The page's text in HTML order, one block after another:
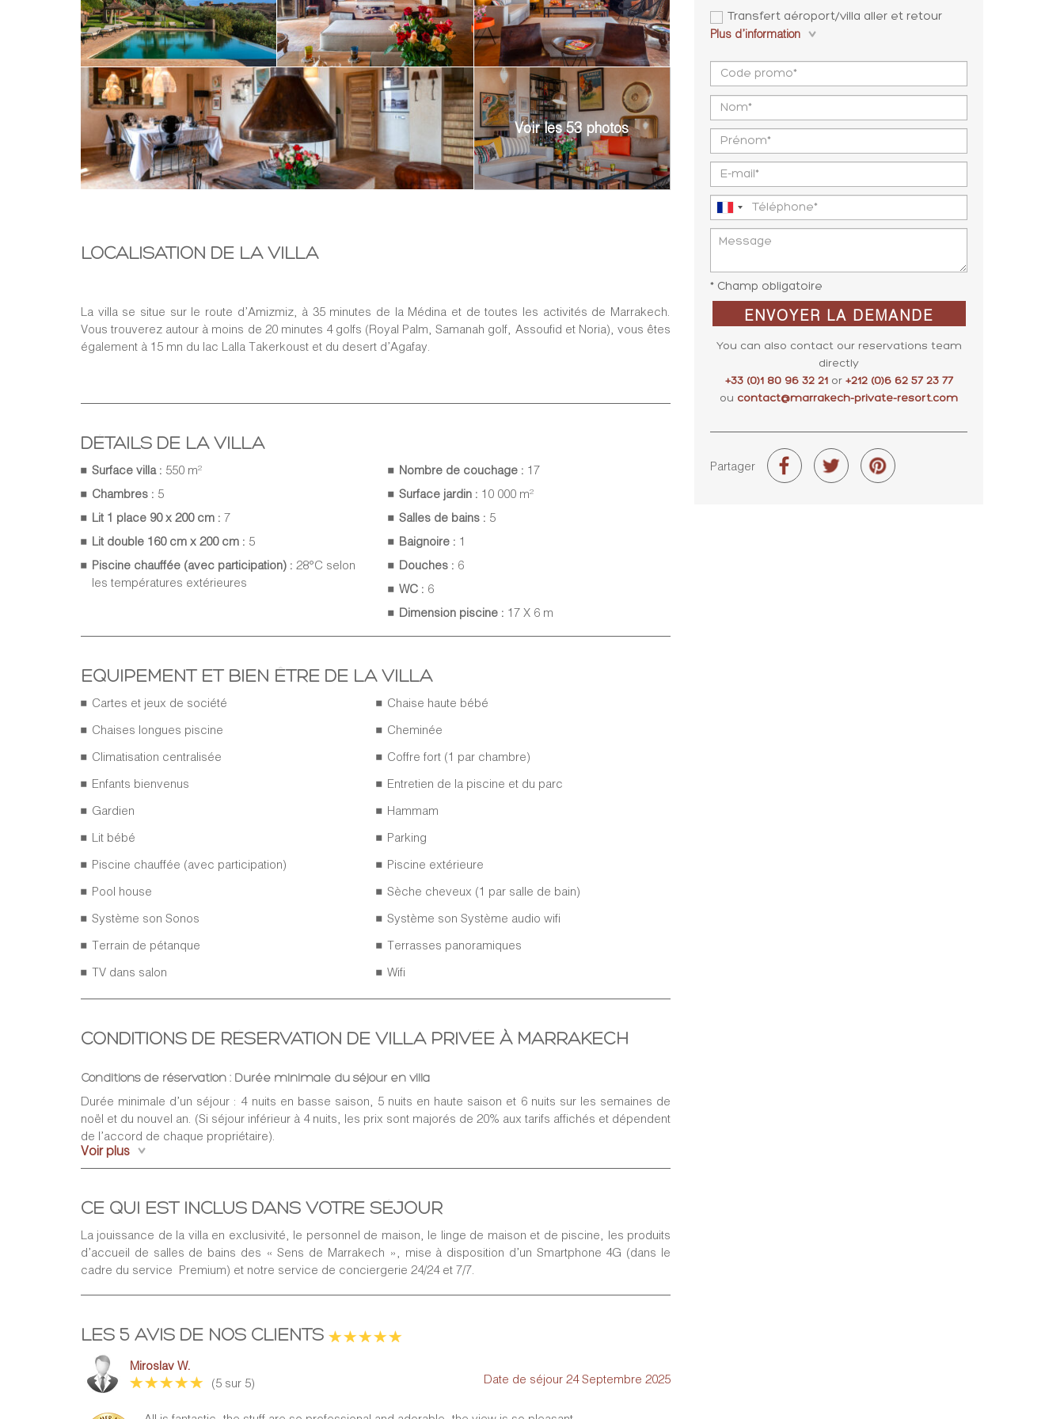
Transfert aéroport/villa aller et retour
Plus d’information
* Champ obligatoire
ENVOYER LA DEMANDE
You can also contact our reservations team
directly
+33 (0)1 80 96 32 21or +212 (0)6 62 57 23 77
ou contact@marrakech-private-resort.com
Partager
Vous pourrez y séjourner en famille ou entre amis en disposant de tout le confort nécessaire. La maison
comprend 3 belles chambres doubles, 1 dortoir avec 7 lits et 1 grand lit, 1 chambre double dans un pavillon
dans le jardin, toutes avec salles de bains privatives, un vaste salon avec une imposante cheminée, une salle
à manger de qualité pour recevoir toute votre famille, plusieurs terrasses extérieures et un parc luxuriant pour
vous détendre et une très grande piscine chauffée !
Un emplacement idéal pour des vacances sans stress. Vous vous sentirez seul au monde et vous pourrez
oublier quelques jours le stress de votre quotidien pour recharger vos batteries !
Vous aurez à votre dispositionune cuisinière pour vos repas, une femme de ménage, une gouvernante pour
vous servir (selon le nombre de personne dans la villa), et un jardinier pour l’entretien du parc et de la piscine.
Voir les 53 photos
LOCALISATION DE LA VILLA
La villa se situe sur le route d’Amizmiz, à 35 minutes de la Médina et de toutes les activités de Marrakech.
Vous trouverez autour à moins de 20 minutes 4 golfs (Royal Palm, Samanah golf, Assoufid et Noria), vous êtes
également à 15 mn du lac Lalla Takerkoust et du desert d’Agafay.
DÉTAILS DE LA VILLA
Surface villa : 550 m²
Chambres : 5
Lit 1 place 90 x 200 cm : 7
Lit double 160 cm x 200 cm : 5
Piscine chauffée (avec participation) : 28°C selon
les températures extérieures
Nombre de couchage : 17
Surface jardin : 10 000 m²
Salles de bains : 5
Baignoire : 1
Douches : 6
WC : 6
Dimension piscine : 17 X 6 m
EQUIPEMENT ET BIEN ÊTRE DE LA VILLA
Cartes et jeux de société
Chaise haute bébé
Chaises longues piscine
Cheminée
Climatisation centralisée
Coffre fort (1 par chambre)
Enfants bienvenus
Entretien de la piscine et du parc
Gardien
Hammam
Lit bébé
Parking
Piscine chauffée (avec participation)
Piscine extérieure
Pool house
Sèche cheveux (1 par salle de bain)
Système son Sonos
Système son Système audio wifi
Terrain de pétanque
Terrasses panoramiques
TV dans salon
Wifi
CONDITIONS DE RÉSERVATION DE VILLA PRIVÉE À MARRAKECH
Conditions de réservation : Durée minimale du séjour en villa
Durée minimale d’un séjour : 4 nuits en basse saison, 5 nuits en haute saison et 6 nuits sur les semaines de
noël et du nouvel an. (Si séjour inférieur à 4 nuits, les prix sont majorés de 20% aux tarifs affichés et dépendent
de l’accord de chaque propriétaire).
Arrivées / Départs
Check-out : 12h
Paiement
Un montant de 40% , correspondant à un acompte, sera demandé dans un délai de 15 jours après réception
de la confirmation de la réservation. Pour la suite des conditions de réservation, le solde du séjour du devra
être payé 45 jours avant le début du séjour. Si le séjour est réservé moins de 45 jours avant ce dit séjour,
cas où le montant total de la réservation du séjour ne serait pas parvenu à MPR FRANCE 45 jours avant le
début du séjour. Les paiements sont réalisés soit par CB via le site sécurisé de MARRAKECH PRIVATE
RESORT soit par virement à l’ordre de MPR FRANCE ou de toute autre personne physique ou morale
désignée par MPR FRANCE. À son arrivée à l’heure mentionnée dans la réservation, le Client sera tenu de
Voir plus
CE QUI EST INCLUS DANS VOTRE SÉJOUR
La jouissance de la villa en exclusivité, le personnel de maison, le linge de maison et de piscine, les produits
d’accueil de salles de bains des « Sens de Marrakech », mise à disposition d’un Smartphone 4G (dans le
cadre du service Premium) et notre service de conciergerie 24/24 et 7/7.
LES 5 AVIS DE NOS CLIENTS
Miroslav W.
(5 sur 5)
Date de séjour 24 Septembre 2025